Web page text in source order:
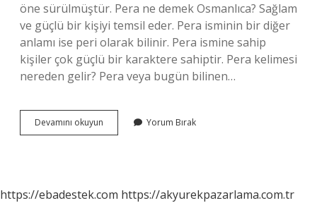
öne sürülmüştür. Pera ne demek Osmanlıca? Sağlam
ve güçlü bir kişiyi temsil eder. Pera isminin bir diğer
anlamı ise peri olarak bilinir. Pera ismine sahip
kişiler çok güçlü bir karaktere sahiptir. Pera kelimesi
nereden gelir? Pera veya bugün bilinen…
Devamını okuyun
Ne
Yorum Bırak
https://ebadestek.com https://akyurekpazarlama.com.tr